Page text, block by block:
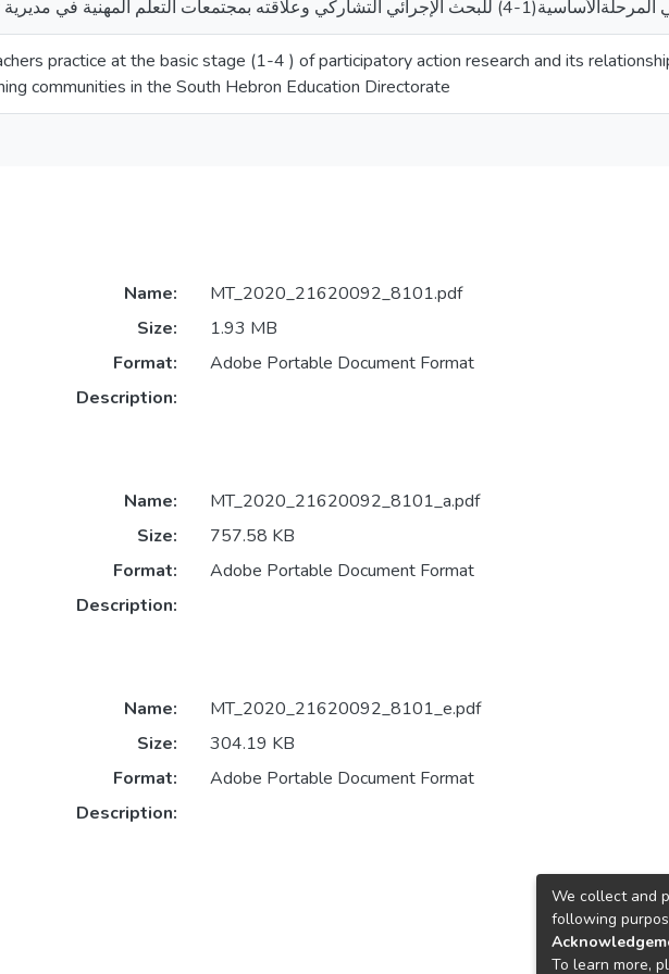
وعلاقته بمجتمعات التعلم المهنية في مديرية تربية جنوب الخليل
practice at the basic stage (1-4 ) of participatory action research and its
communities in the South Hebron Education Directorate
Name:
MT_2020_21620092_8101.pdf
Size:
1.93 MB
Format:
Adobe Portable Document Format
Description:
Name:
MT_2020_21620092_8101_a.pdf
Size:
757.58 KB
Format:
Adobe Portable Document Format
Description:
Name:
MT_2020_21620092_8101_e.pdf
Size:
304.19 KB
Format:
Adobe Portable Document Format
Description:
We collect and
following
To learn more,